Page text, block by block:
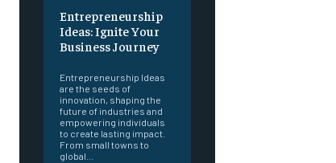
Entrepreneurship
Ideas: Ignite Your
Business Journey
Entrepreneurship Ideas
are the seeds of
innovation, shaping the
future of industries and
empowering individuals
to create lasting impact.
From small towns to
global...